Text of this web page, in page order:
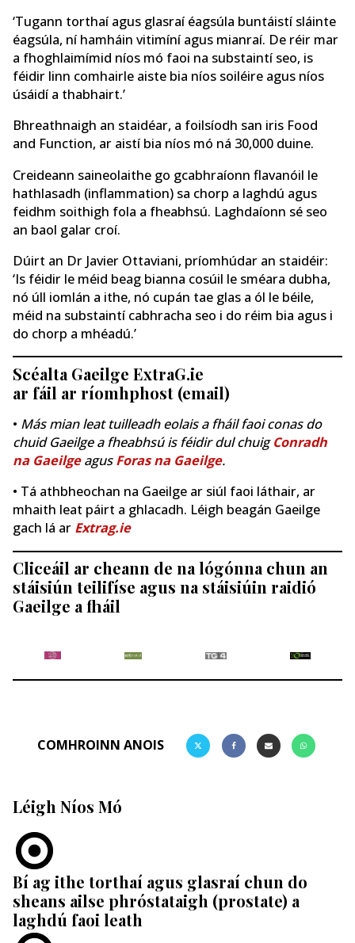
‘Tugann torthaí agus glasraí éagsúla buntáistí sláinte
éagsúla, ní hamháin vitimíní agus mianraí. De réir mar
a fhoghlaimímid níos mó faoi na substaintí seo, is
féidir linn comhairle aiste bia níos soiléire agus níos
úsáidí a thabhairt.’
Bhreathnaigh an staidéar, a foilsíodh san iris Food
and Function, ar aistí bia níos mó ná 30,000 duine.
Creideann saineolaithe go gcabhraíonn flavanóil le
hathlasadh (inflammation) sa chorp a laghdú agus
feidhm soithigh fola a fheabhsú. Laghdaíonn sé seo
an baol galar croí.
Dúirt an Dr Javier Ottaviani, príomhúdar an staidéir:
‘Is féidir le méid beag bianna cosúil le sméara dubha,
nó úll iomlán a ithe, nó cupán tae glas a ól le béile,
méid na substaintí cabhracha seo i do réim bia agus i
do chorp a mhéadú.’
Scéalta Gaeilge ExtraG.ie
ar fáil ar ríomhphost (email)
• Más mian leat tuilleadh eolais a fháil faoi conas do
chuid Gaeilge a fheabhsú is féidir dul chuigConradh
na GaeilgeagusForas na Gaeilge.
• Tá athbheochan na Gaeilge ar siúl faoi láthair, ar
mhaith leat páirt a ghlacadh. Léigh beagán Gaeilge
gach lá ar Extrag.ie
Cliceáil ar cheann de na lógónna chun an
stáisiún teilifíse agus na stáisiúin raidió
Gaeilge a fháil
COMHROINN ANOIS
Léigh Níos Mó
Bí ag ithe torthaí agus glasraí chun do
sheans ailse phróstataigh (prostate) a
laghdú faoi leath